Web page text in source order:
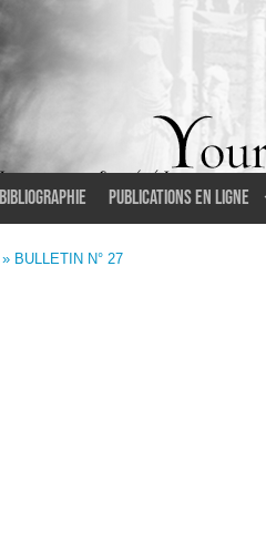
Bibliographie Publications en ligne
» BULLETIN N° 27